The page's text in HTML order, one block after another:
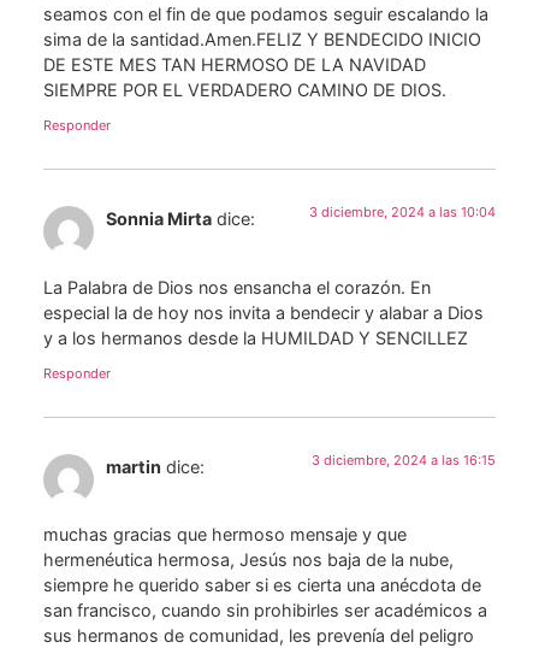
seamos con el fin de que podamos seguir escalando la
sima de la santidad.Amen.FELIZ Y BENDECIDO INICIO
DE ESTE MES TAN HERMOSO DE LA NAVIDAD
SIEMPRE POR EL VERDADERO CAMINO DE DIOS.
Responder
Sonnia Mirta dice: 3 diciembre, 2024 a las 10:04
La Palabra de Dios nos ensancha el corazón. En
especial la de hoy nos invita a bendecir y alabar a Dios
y a los hermanos desde la HUMILDAD Y SENCILLEZ
Responder
martin dice: 3 diciembre, 2024 a las 16:15
muchas gracias que hermoso mensaje y que
hermenéutica hermosa, Jesús nos baja de la nube,
siempre he querido saber si es cierta una anécdota de
san francisco, cuando sin prohibirles ser académicos a
sus hermanos de comunidad, les prevenía del peligro